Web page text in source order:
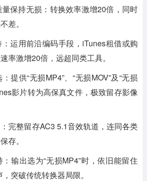
保持无损：转换效率激增20倍，同时
差。
运用前沿编码手段，iTunes租借或购
率激增20倍，远超同类工具。
提供“无损MP4”、“无损MOV”及“无损
影片转为高保真文件，极致留存影像
完整留存AC3 5.1音效轨道，连同各类
存。
输出选为“无损MP4”时，依旧能留住
突破传统转换器局限。